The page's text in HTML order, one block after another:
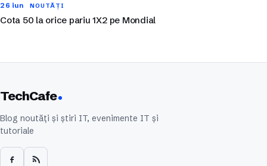
26 iun NOUTĂȚI
Cota 50 la orice pariu 1X2 pe Mondial
TechCafe
Blog noutăți și știri IT, evenimente IT și
tutoriale